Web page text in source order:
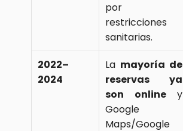
por
restricciones
sanitarias.
2022–
2024
La mayoría de
reservas ya
son online y
Google
Maps/Google